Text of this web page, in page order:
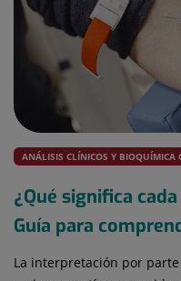
¿Qué significa
Guía para
La interpretación por
ANÁLISIS CLÍNICOS Y BIOQUÍMICA